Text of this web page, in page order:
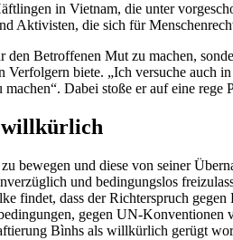
in Vietnam, die unter
Aktivisten, die sich für
den Betroffenen Mut zu machen,
biete. „Ich versuche auch
Dabei stoße er auf eine
willkürlich
bewegen und diese von seiner
und bedingungslos
findet, dass der Richterspruch
gegen UN-
Bìnhs als willkürlich gerügt